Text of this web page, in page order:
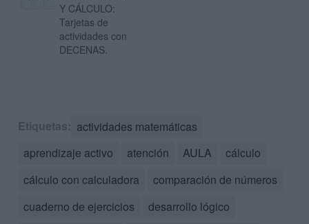
Y CÁLCULO:
Tarjetas de
actividades con
DECENAS.
Etiquetas: actividades matemáticas
aprendizaje activo
atención AULA
cálculo
cálculo con calculadora
comparación de números
cuaderno de ejercicios
desarrollo lógico